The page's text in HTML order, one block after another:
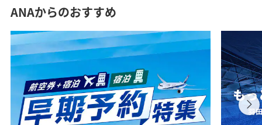
ANAからのおすすめ